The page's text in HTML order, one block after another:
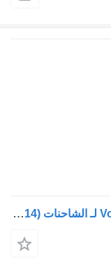
علبة السرعات Volvo VT1605PT 8113637 لـ الشاحنات Volvo FM7-FM12, FM, FMX (1998-2014)